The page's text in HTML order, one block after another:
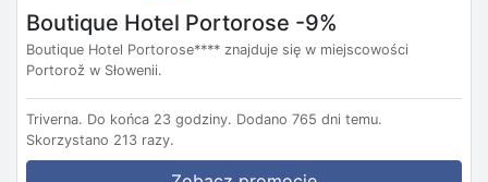
Boutique Hotel Portorose -9%
Boutique Hotel Portorose**** znajduje się w miejscowości
Portorož w Słowenii.
Triverna. Do końca 23 godziny. Dodano 765 dni temu.
Skorzystano 213 razy.